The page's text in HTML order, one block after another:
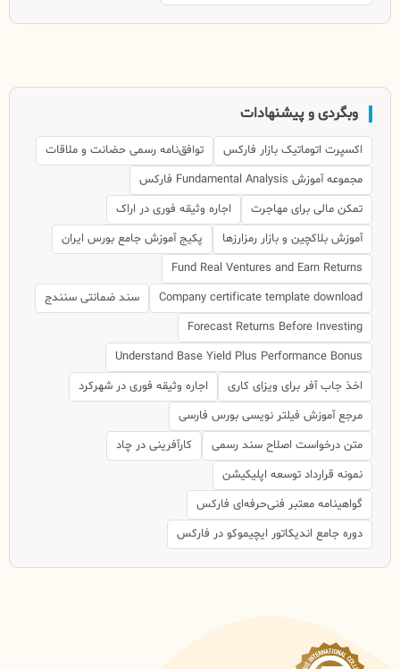
وبگردی و پیشنهادات
اکسپرت اتوماتیک بازار فارکس
توافق‌نامه رسمی حضانت و ملاقات
مجموعه آموزش Fundamental Analysis فارکس
تمکن مالی برای مهاجرت
اجاره وثیقه فوری در اراک
آموزش بلاکچین و بازار رمزارزها
پکیج آموزش جامع بورس ایران
Fund Real Ventures and Earn Returns
Company certificate template download
سند ضمانتی سنندج
Forecast Returns Before Investing
Understand Base Yield Plus Performance Bonus
اخذ جاب آفر برای ویزای کاری
اجاره وثیقه فوری در شهرکرد
مرجع آموزش فیلتر نویسی بورس فارسی
متن درخواست اصلاح سند رسمی
کارآفرینی در چاد
نمونه قرارداد توسعه اپلیکیشن
گواهینامه معتبر فنی‌حرفه‌ای فارکس
دوره جامع اندیکاتور ایچیموکو در فارکس